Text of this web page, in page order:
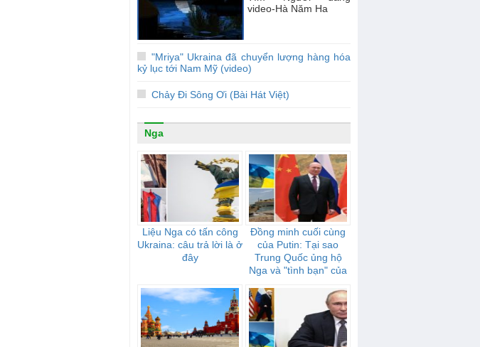
video-Hà Năm Ha
"Mriya" Ukraina đã chuyển lượng hàng hóa
kỷ lục tới Nam Mỹ (video)
Chảy Đi Sông Ơi (Bài Hát Việt)
Nga
Liệu Nga có tấn công
Ukraina: câu trả lời là ở
đây
Đồng minh cuối cùng
của Putin: Tại sao
Trung Quốc ủng hộ
Nga và "tình bạn" của